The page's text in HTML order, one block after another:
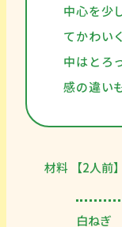
中心を少
てかわい
中はとろ
感の違い
材料 【2人前】
白ねぎ